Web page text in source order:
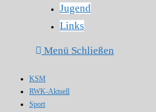
Jugend
Links
Menü Schließen
KSM
RWK-Aktuell
Sport